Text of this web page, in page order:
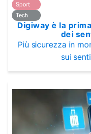
Sport
Tech
Digiway è la
dei
Più sicurezza in
sui